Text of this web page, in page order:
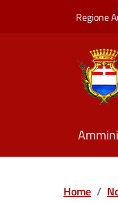
Regione
Home /